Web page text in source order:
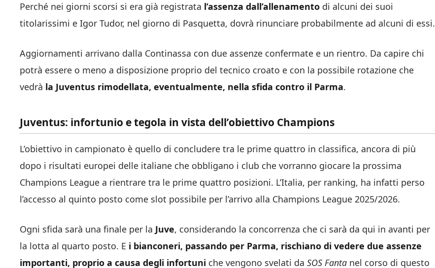
Perché nei giorni scorsi si era già registrata l’assenza dall’allenamento di alcuni dei suoi
titolarissimi e Igor Tudor, nel giorno di Pasquetta, dovrà rinunciare probabilmente ad alcuni di essi.
Aggiornamenti arrivano dalla Continassa con due assenze confermate e un rientro. Da capire chi
potrà essere o meno a disposizione proprio del tecnico croato e con la possibile rotazione che
vedrà la Juventus rimodellata, eventualmente, nella sfida contro il Parma.
Juventus: infortunio e tegola in vista dell’obiettivo Champions
L’obiettivo in campionato è quello di concludere tra le prime quattro in classifica, ancora di più
dopo i risultati europei delle italiane che obbligano i club che vorranno giocare la prossima
Champions League a rientrare tra le prime quattro posizioni. L’Italia, per ranking, ha infatti perso
l’accesso al quinto posto come slot possibile per l’arrivo alla Champions League 2025/2026.
Ogni sfida sarà una finale per la Juve, considerando la concorrenza che ci sarà da qui in avanti per
la lotta al quarto posto. E i bianconeri, passando per Parma, rischiano di vedere due assenze
importanti, proprio a causa degli infortuni che vengono svelati da SOS Fanta nel corso di questo